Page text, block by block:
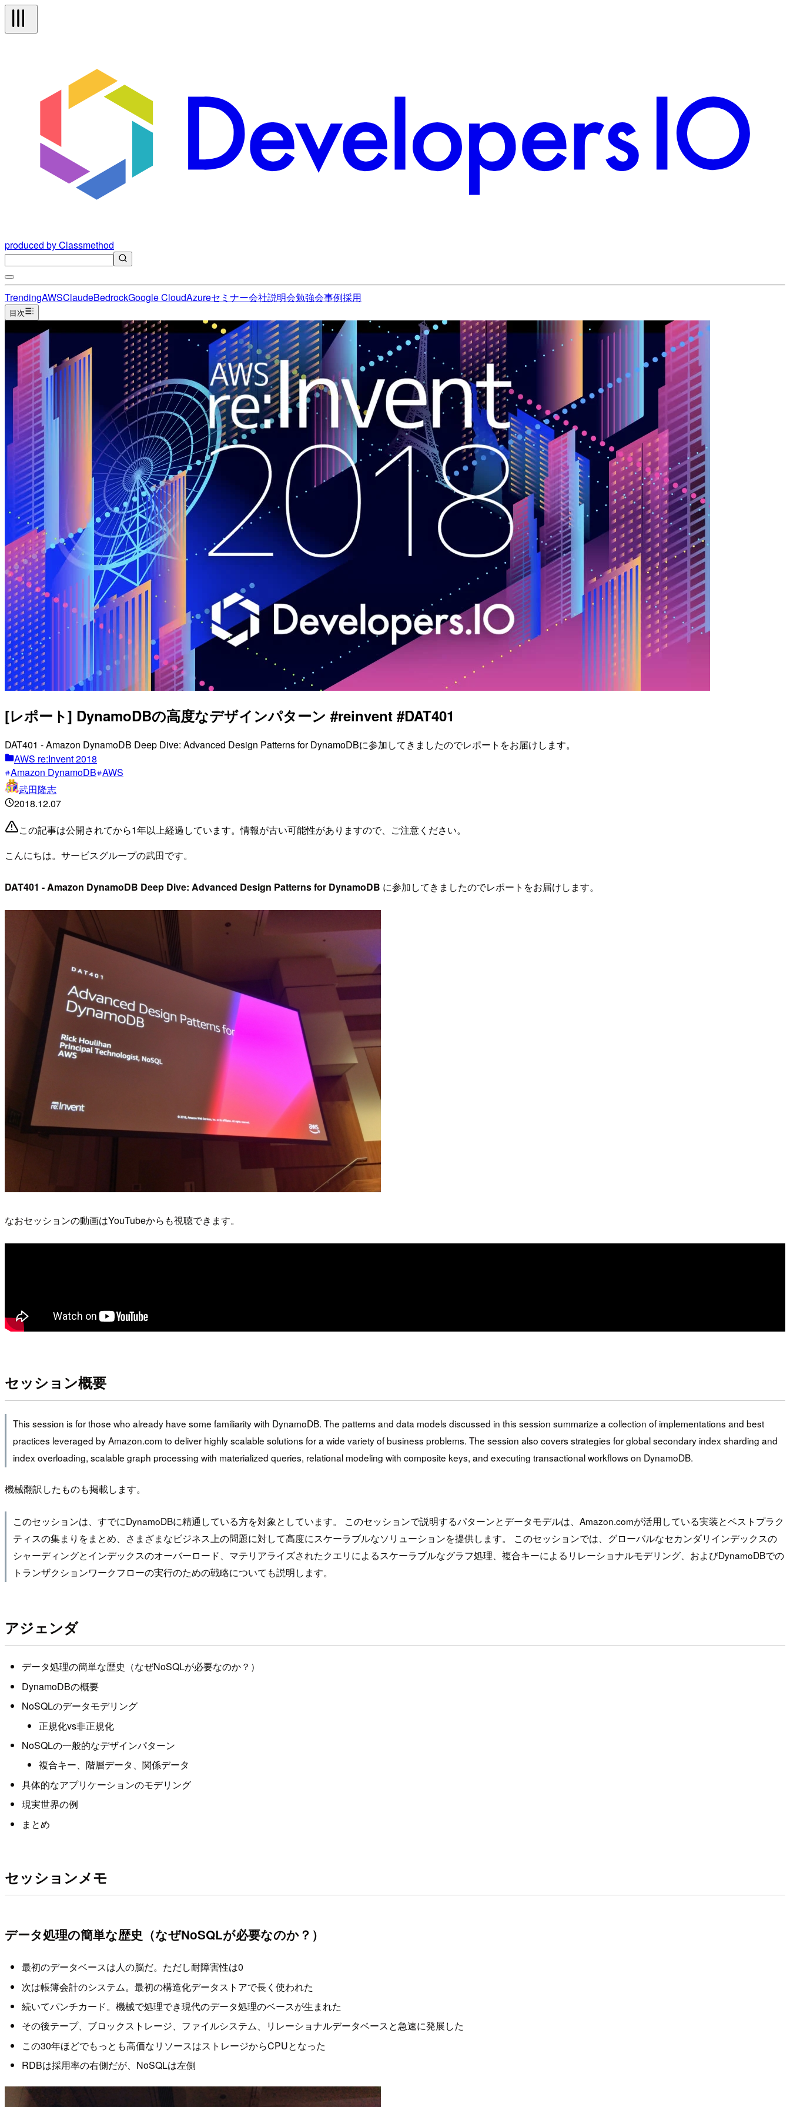
produced by Classmethod
TrendingAWSClaudeBedrockGoogle CloudAzureセミナー会社説明会勉強会事例採用
目次
[レポート] DynamoDBの高度なデザインパターン #reinvent #DAT401
DAT401 - Amazon DynamoDB Deep Dive: Advanced Design Patterns for DynamoDBに参加してきましたのでレポートをお届けします。
AWS re:Invent 2018
Amazon DynamoDB AWS
武田隆志
2018.12.07
この記事は公開されてから1年以上経過しています。情報が古い可能性がありますので、ご注意ください。
こんにちは。サービスグループの武田です。
DAT401 - Amazon DynamoDB Deep Dive: Advanced Design Patterns for DynamoDB に参加してきましたのでレポートをお届けします。
なおセッションの動画はYouTubeからも視聴できます。
セッション概要
This session is for those who already have some familiarity with DynamoDB. The patterns and data models discussed in this session summarize a collection of implementations and best
practices leveraged by Amazon.com to deliver highly scalable solutions for a wide variety of business problems. The session also covers strategies for global secondary index sharding and
index overloading, scalable graph processing with materialized queries, relational modeling with composite keys, and executing transactional workflows on DynamoDB.
機械翻訳したものも掲載します。
このセッションは、すでにDynamoDBに精通している方を対象としています。 このセッションで説明するパターンとデータモデルは、Amazon.comが活用している実装とベストプラク
ティスの集まりをまとめ、さまざまなビジネス上の問題に対して高度にスケーラブルなソリューションを提供します。 このセッションでは、グローバルなセカンダリインデックスの
シャーディングとインデックスのオーバーロード、マテリアライズされたクエリによるスケーラブルなグラフ処理、複合キーによるリレーショナルモデリング、およびDynamoDBでの
トランザクションワークフローの実行のための戦略についても説明します。
アジェンダ
データ処理の簡単な歴史（なぜNoSQLが必要なのか？）
DynamoDBの概要
NoSQLのデータモデリング
正規化vs非正規化
NoSQLの一般的なデザインパターン
複合キー、階層データ、関係データ
具体的なアプリケーションのモデリング
現実世界の例
まとめ
セッションメモ
データ処理の簡単な歴史（なぜNoSQLが必要なのか？）
最初のデータベースは人の脳だ。ただし耐障害性は0
次は帳簿会計のシステム。最初の構造化データストアで長く使われた
続いてパンチカード。機械で処理でき現代のデータ処理のベースが生まれた
その後テープ、ブロックストレージ、ファイルシステム、リレーショナルデータベースと急速に発展した
この30年ほどでもっとも高価なリソースはストレージからCPUとなった
RDBは採用率の右側だが、NoSQLは左側